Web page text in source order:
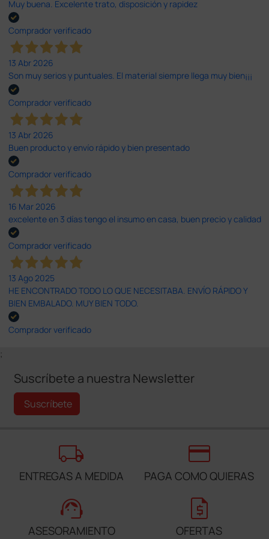
Muy buena. Excelente trato, disposición y rapidez
Comprador verificado
13 Abr 2026
Son muy serios y puntuales. El material siempre llega muy bien¡¡¡
Comprador verificado
13 Abr 2026
Buen producto y envío rápido y bien presentado
Comprador verificado
16 Mar 2026
excelente en 3 días tengo el insumo en casa, buen precio y calidad
Comprador verificado
13 Ago 2025
HE ENCONTRADO TODO LO QUE NECESITABA. ENVÍO RÁPIDO Y
BIEN EMBALADO. MUY BIEN TODO.
Comprador verificado
;
Suscríbete a nuestra Newsletter
Suscríbete
local_shipping
ENTREGAS A MEDIDA
credit_card
PAGA COMO QUIERAS
support_agent
ASESORAMIENTO
request_quote
OFERTAS